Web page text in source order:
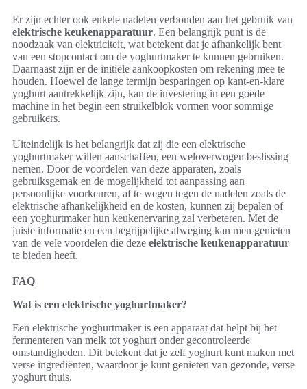
Er zijn echter ook enkele nadelen verbonden aan het gebruik van
elektrische keukenapparatuur. Een belangrijk punt is de
noodzaak van elektriciteit, wat betekent dat je afhankelijk bent
van een stopcontact om de yoghurtmaker te kunnen gebruiken.
Daarnaast zijn er de initiële aankoopkosten om rekening mee te
houden. Hoewel de lange termijn besparingen op kant-en-klare
yoghurt aantrekkelijk zijn, kan de investering in een goede
machine in het begin een struikelblok vormen voor sommige
gebruikers.
Uiteindelijk is het belangrijk dat zij die een elektrische
yoghurtmaker willen aanschaffen, een weloverwogen beslissing
nemen. Door de voordelen van deze apparaten, zoals
gebruiksgemak en de mogelijkheid tot aanpassing aan
persoonlijke voorkeuren, af te wegen tegen de nadelen zoals de
elektrische afhankelijkheid en de kosten, kunnen zij bepalen of
een yoghurtmaker hun keukenervaring zal verbeteren. Met de
juiste informatie en een begrijpelijke afweging kan men genieten
van de vele voordelen die deze elektrische keukenapparatuur
te bieden heeft.
FAQ
Wat is een elektrische yoghurtmaker?
Een elektrische yoghurtmaker is een apparaat dat helpt bij het
fermenteren van melk tot yoghurt onder gecontroleerde
omstandigheden. Dit betekent dat je zelf yoghurt kunt maken met
verse ingrediënten, waardoor je kunt genieten van gezonde, verse
yoghurt thuis.